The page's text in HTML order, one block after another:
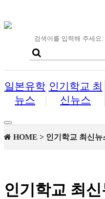
일본유학
뉴스
인기학교 최
신뉴스
Toggle
navigation
HOME > 인기학교 최신뉴
인기학교 최